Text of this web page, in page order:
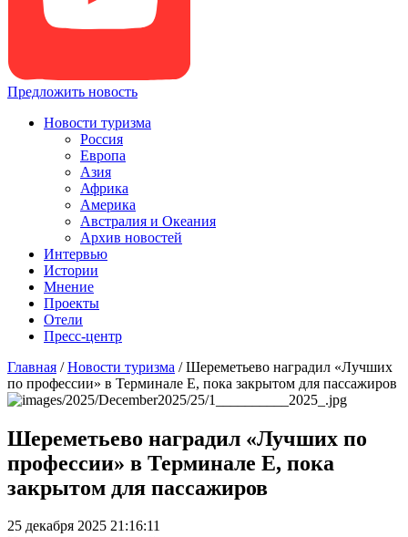
Предложить новость
Новости туризма
Россия
Европа
Азия
Африка
Америка
Австралия и Океания
Архив новостей
Интервью
Истории
Мнение
Проекты
Отели
Пресс-центр
Главная /Новости туризма /Шереметьево наградил «Лучших
по профессии» в Терминале Е, пока закрытом для пассажиров
Шереметьево наградил «Лучших по
профессии» в Терминале Е, пока
закрытом для пассажиров
25 декабря 2025 21:16:11